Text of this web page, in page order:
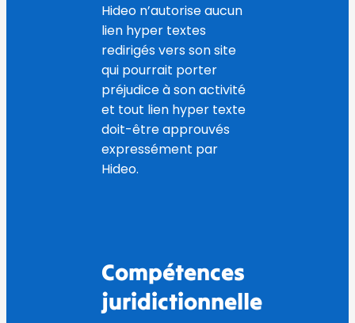
Hideo n’autorise aucun
lien hyper textes
redirigés vers son site
qui pourrait porter
préjudice à son activité
et tout lien hyper texte
doit-être approuvés
expressément par
Hideo.
Compétences
juridictionnelle